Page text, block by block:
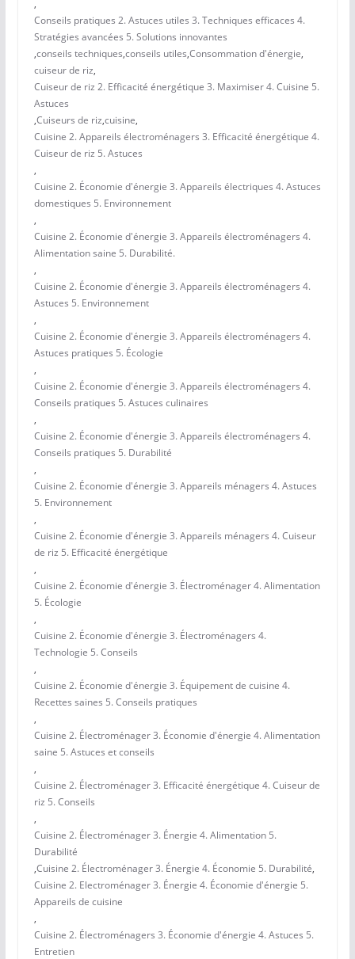
,
Conseils pratiques 2. Astuces utiles 3. Techniques efficaces 4.
Stratégies avancées 5. Solutions innovantes
,conseils techniques,conseils utiles,Consommation d'énergie,
cuiseur de riz,
Cuiseur de riz 2. Efficacité énergétique 3. Maximiser 4. Cuisine 5.
Astuces
,Cuiseurs de riz,cuisine,
Cuisine 2. Appareils électroménagers 3. Efficacité énergétique 4.
Cuiseur de riz 5. Astuces
,
Cuisine 2. Économie d'énergie 3. Appareils électriques 4. Astuces
domestiques 5. Environnement
,
Cuisine 2. Économie d'énergie 3. Appareils électroménagers 4.
Alimentation saine 5. Durabilité.
,
Cuisine 2. Économie d'énergie 3. Appareils électroménagers 4.
Astuces 5. Environnement
,
Cuisine 2. Économie d'énergie 3. Appareils électroménagers 4.
Astuces pratiques 5. Écologie
,
Cuisine 2. Économie d'énergie 3. Appareils électroménagers 4.
Conseils pratiques 5. Astuces culinaires
,
Cuisine 2. Économie d'énergie 3. Appareils électroménagers 4.
Conseils pratiques 5. Durabilité
,
Cuisine 2. Économie d'énergie 3. Appareils ménagers 4. Astuces
5. Environnement
,
Cuisine 2. Économie d'énergie 3. Appareils ménagers 4. Cuiseur
de riz 5. Efficacité énergétique
,
Cuisine 2. Économie d'énergie 3. Électroménager 4. Alimentation
5. Écologie
,
Cuisine 2. Économie d'énergie 3. Électroménagers 4.
Technologie 5. Conseils
,
Cuisine 2. Économie d'énergie 3. Équipement de cuisine 4.
Recettes saines 5. Conseils pratiques
,
Cuisine 2. Électroménager 3. Économie d'énergie 4. Alimentation
saine 5. Astuces et conseils
,
Cuisine 2. Électroménager 3. Efficacité énergétique 4. Cuiseur de
riz 5. Conseils
,
Cuisine 2. Électroménager 3. Énergie 4. Alimentation 5.
Durabilité
,Cuisine 2. Électroménager 3. Énergie 4. Économie 5. Durabilité,
Cuisine 2. Electroménager 3. Énergie 4. Économie d'énergie 5.
Appareils de cuisine
,
Cuisine 2. Électroménagers 3. Économie d'énergie 4. Astuces 5.
Entretien